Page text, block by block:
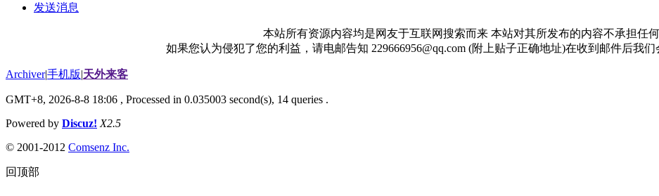
发送消息
本站所有资源内容均是网友于互联网搜索而来 本站对其所发布的内容不承担任
如果您认为侵犯了您的利益，请电邮告知 229666956@qq.com (附上贴子正确地址)在收到邮件后我们
Archiver|手机版|天外来客
GMT+8, 2026-8-8 18:06 , Processed in 0.035003 second(s), 14 queries .
Powered by Discuz! X2.5
© 2001-2012 Comsenz Inc.
回顶部